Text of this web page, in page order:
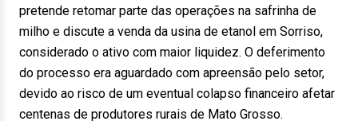
pretende retomar parte das operações na safrinha de
milho e discute a venda da usina de etanol em Sorriso,
considerado o ativo com maior liquidez. O deferimento
do processo era aguardado com apreensão pelo setor,
devido ao risco de um eventual colapso financeiro afetar
centenas de produtores rurais de Mato Grosso.